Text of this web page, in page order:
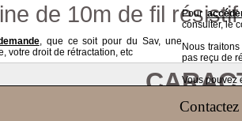
, que ce soit pour du Sav, une
votre droit de rétractation, etc
Pour
consulter, le
Nous
pas reçu de
Vous pouvez
de 10m de fil